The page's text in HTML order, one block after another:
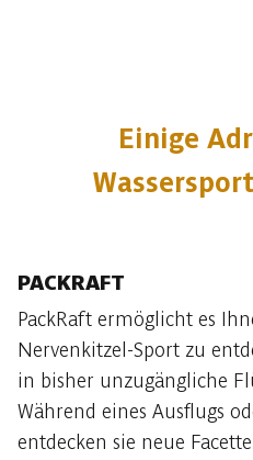
Einige
PACKRAFT
PackRaft ermöglicht es
Nervenkitzel-Sport zu
in bisher unzugängliche
Während eines Ausflugs
entdecken sie neue